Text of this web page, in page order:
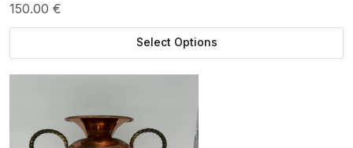
150.00 €
Select Options